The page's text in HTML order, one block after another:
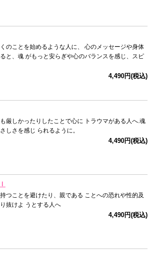
のことを始めるような人に、 心のメッセージや身体
と、魂 がもっと安らぎや心のバランスを感じ、スピ
4,490円(税込)
厳しかったりしたことで心に トラウマがある人へ.魂
しさを感じ られるように。
4,490円(税込)
つことを避けたり、親である ことへの恐れや性的及
抜けよ うとする人へ
4,490円(税込)